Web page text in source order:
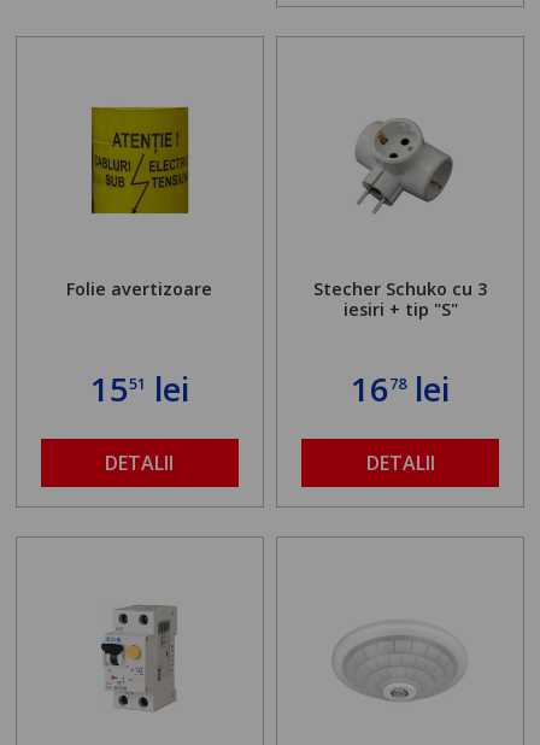
Folie avertizoare
1551 lei
DETALII
Stecher Schuko cu 3
iesiri + tip "S"
1678lei
DETALII